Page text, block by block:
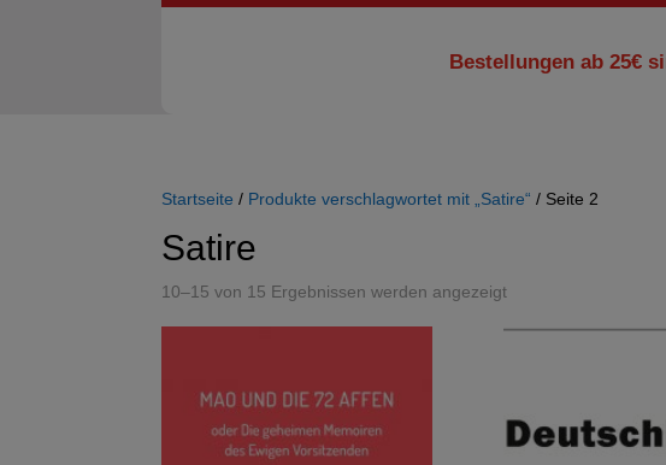
Bestellungen ab 25€
Startseite / Produkte verschlagwortet mit „Satire“ / Seite 2
Satire
10–15 von 15 Ergebnissen werden angezeigt